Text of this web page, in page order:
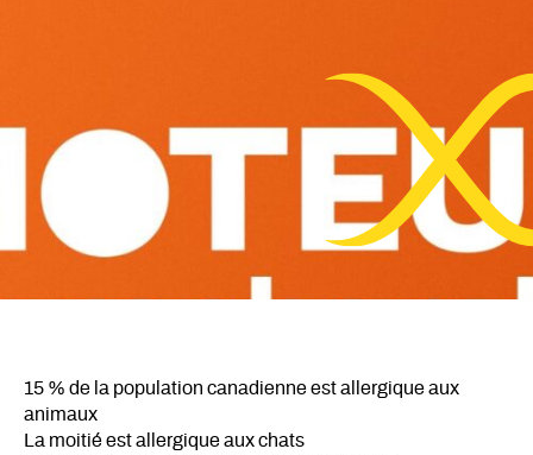
15 % de la population canadienne est allergique aux
animaux
La moitié est allergique aux chats